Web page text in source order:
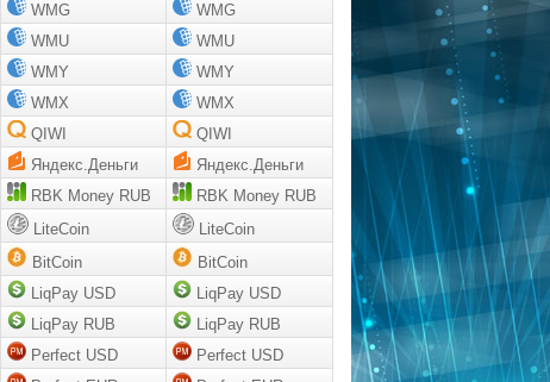
WMG
WMG
WMU
WMU
WMY
WMY
WMX
WMX
QIWI
QIWI
Яндекс.Деньги
Яндекс.Деньги
RBK Money RUB
RBK Money RUB
LiteCoin
LiteCoin
BitCoin
BitCoin
LiqPay USD
LiqPay USD
LiqPay RUB
LiqPay RUB
Perfect USD
Perfect USD